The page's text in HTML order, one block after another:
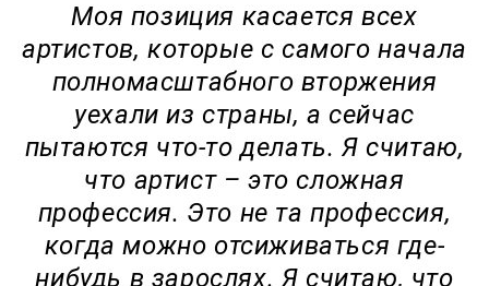
Моя позиция касается всех
артистов, которые с самого начала
полномасштабного вторжения
уехали из страны, а сейчас
пытаются что-то делать. Я считаю,
что артист – это сложная
профессия. Это не та профессия,
когда можно отсиживаться где-
нибудь в зарослях. Я считаю, что